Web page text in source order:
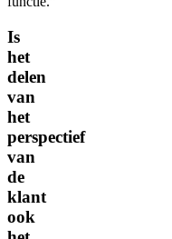
Is
het
delen
van
het
perspectief
van
de
klant
ook